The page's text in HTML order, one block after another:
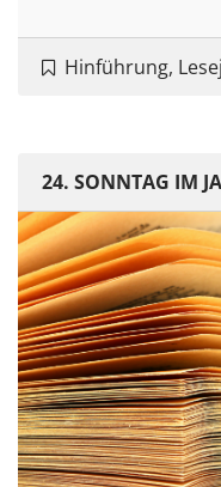
Hinführung,
24. SONNTAG IM